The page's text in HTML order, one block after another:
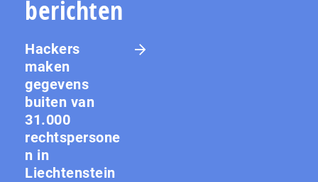
berichten
Hackers
maken
gegevens
buiten van
31.000
rechtspersone
n in
Liechtenstein